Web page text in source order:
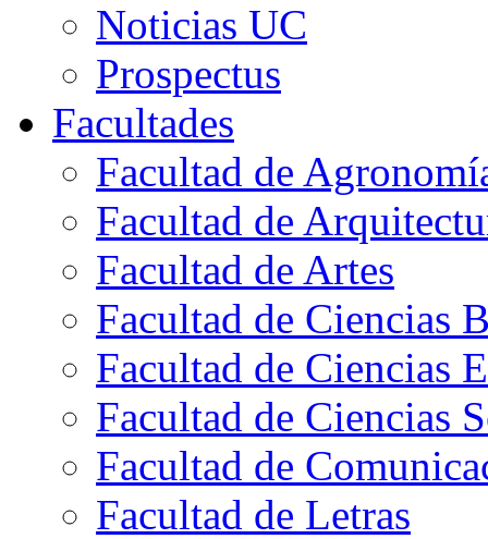
Noticias UC
Prospectus
Facultades
Facultad de
Facultad de
Facultad de Artes
Facultad de Ciencias
Facultad de Ciencias
Facultad de Ciencias
Facultad de
Facultad de Letras